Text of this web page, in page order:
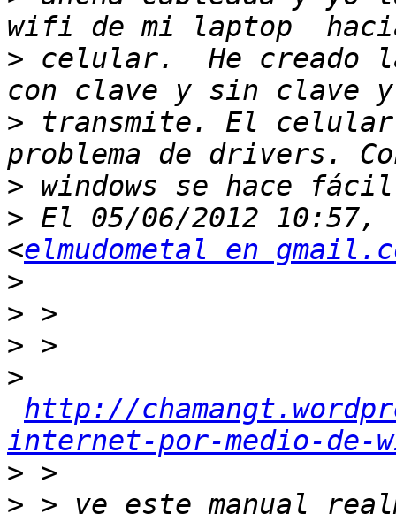
> celular.  He creado
> transmite. El
>
> El 05/06/2012 10:57,
<elmudometal en
>
>
>
>
http://
internet-por-medio-
>
> > ve este manual